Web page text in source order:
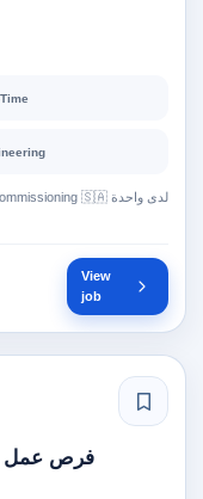
View
job
فرص عمل